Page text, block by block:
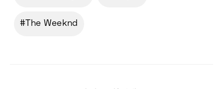
The Weeknd